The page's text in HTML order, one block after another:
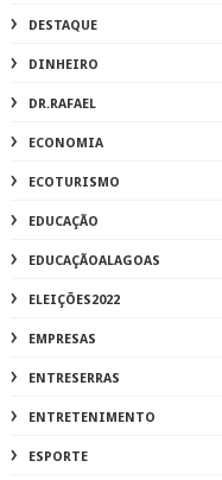
DESTAQUE
DINHEIRO
DR.RAFAEL
ECONOMIA
ECOTURISMO
EDUCAÇÃO
EDUCAÇÃOALAGOAS
ELEIÇÕES2022
EMPRESAS
ENTRESERRAS
ENTRETENIMENTO
ESPORTE